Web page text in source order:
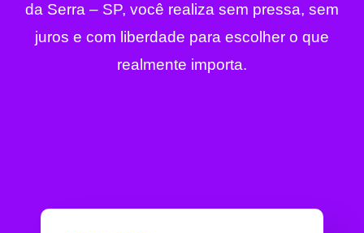
da Serra – SP, você realiza sem pressa, sem
juros e com liberdade para escolher o que
realmente importa.